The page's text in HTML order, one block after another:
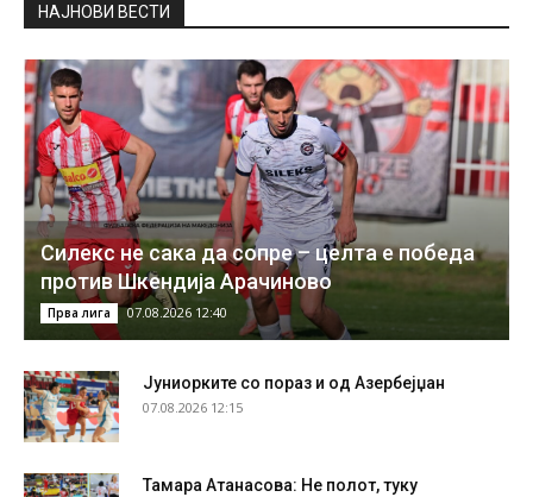
НAЈНОВИ ВЕСТИ
Силекс не сака да сопре – целта е победа
против Шкендија Арачиново
Прва лига 07.08.2026 12:40
Јуниорките со пораз и од Азербејџан
07.08.2026 12:15
Тамара Атанасова: Не полот, туку